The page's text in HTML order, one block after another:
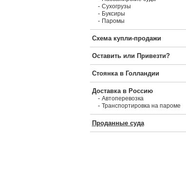
- Сухогрузы
- Буксиры
- Паромы
Схема купли-продажи
Оставить или Привезти?
Стоянка в Голландии
Доставка в Россию
- Автоперевозка
- Транспортировка на пароме
Проданные суда